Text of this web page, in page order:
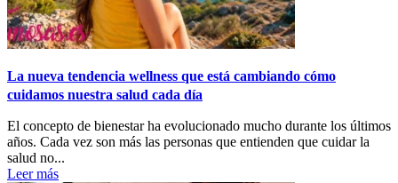
La nueva tendencia wellness que está cambiando cómo
cuidamos nuestra salud cada día
El concepto de bienestar ha evolucionado mucho durante los últimos
años. Cada vez son más las personas que entienden que cuidar la
salud no...
Leer más